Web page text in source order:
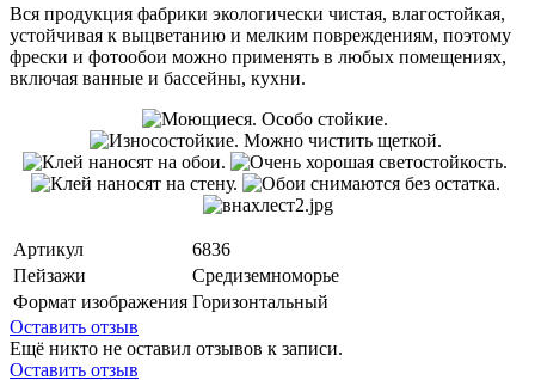
Вся продукция фабрики экологически чистая, влагостойкая,
устойчивая к выцветанию и мелким повреждениям, поэтому
фрески и фотообои можно применять в любых помещениях,
включая ванные и бассейны, кухни.
Артикул
6836
Пейзажи
Средиземноморье
Формат изображения Горизонтальный
Оставить отзыв
Ещё никто не оставил отзывов к записи.
Оставить отзыв